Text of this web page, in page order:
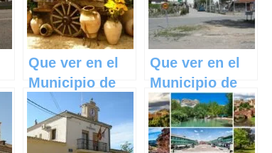
Que ver en el
Municipio de
Tinajas en
Castilla La
Mancha
Que ver en el
Municipio de
Loranca de
Tajuña en
Castilla La